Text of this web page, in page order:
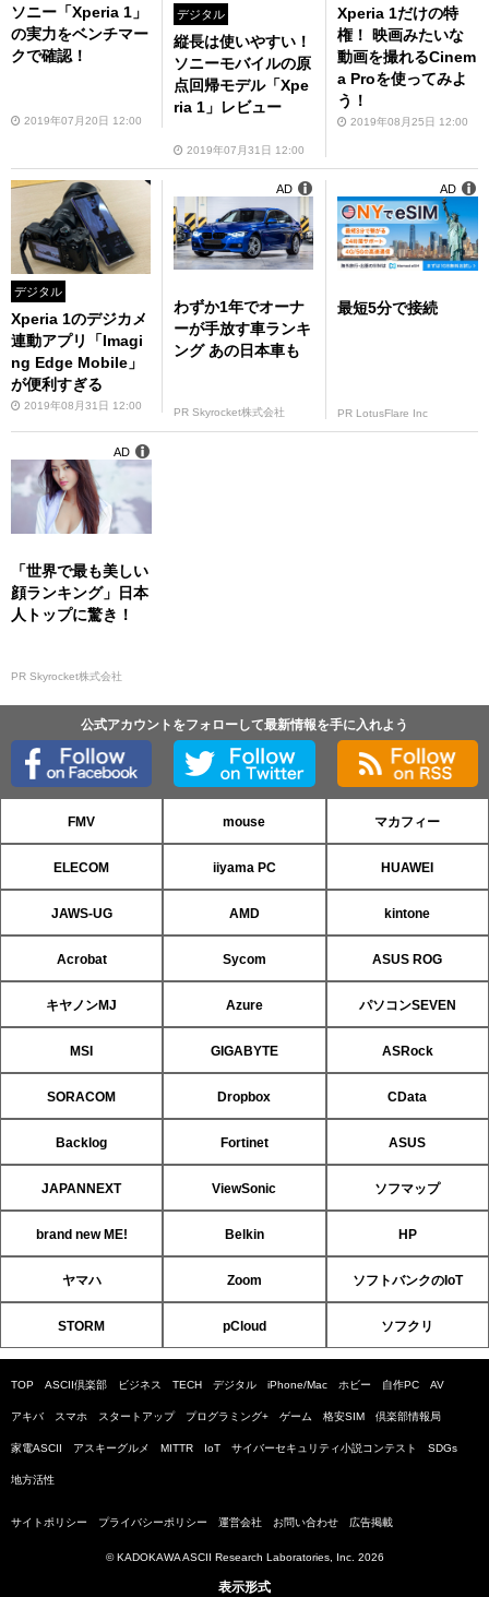
ソニー「Xperia 1」
の実力をベンチマー
クで確認！
2019年07月20日 12:00
デジタル
縦長は使いやすい！
ソニーモバイルの原
点回帰モデル「Xpe
ria 1」レビュー
2019年07月31日 12:00
Xperia 1だけの特
権！ 映画みたいな
動画を撮れるCinem
a Proを使ってみよ
う！
2019年08月25日 12:00
デジタル
Xperia 1のデジカメ
連動アプリ「Imagi
ng Edge Mobile」
が便利すぎる
2019年08月31日 12:00
わずか1年でオーナ
ーが手放す車ランキ
ング あの日本車も
PR Skyrocket株式会社
AD
最短5分で接続
PR LotusFlare Inc
AD
「世界で最も美しい
顔ランキング」日本
人トップに驚き！
PR Skyrocket株式会社
AD
公式アカウントをフォローして最新情報を手に入れよう
FMV mouse マカフィー
ELECOM iiyama PC HUAWEI
JAWS-UG AMD kintone
Acrobat Sycom ASUS ROG
キヤノンMJ Azure パソコンSEVEN
MSI GIGABYTE ASRock
SORACOM Dropbox CData
Backlog Fortinet ASUS
JAPANNEXT ViewSonic ソフマップ
brand new ME! Belkin HP
ヤマハ Zoom ソフトバンクのIoT
STORM pCloud ソフクリ
TOP ASCII倶楽部 ビジネス TECH デジタル iPhone/Mac ホビー 自作PC AV
アキバ スマホ スタートアップ プログラミング+ ゲーム 格安SIM 倶楽部情報局
家電ASCII アスキーグルメ MITTR IoT サイバーセキュリティ小説コンテスト SDGs
地方活性
サイトポリシー プライバシーポリシー 運営会社 お問い合わせ 広告掲載
© KADOKAWA ASCII Research Laboratories, Inc. 2026
表示形式